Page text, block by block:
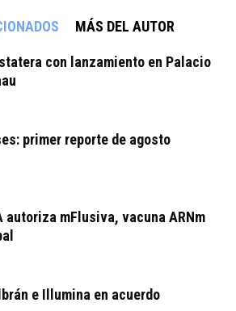
MÁS DEL AUTOR
con lanzamiento en Palacio
primer reporte de agosto
autoriza mFlusiva, vacuna ARNm
e Illumina en acuerdo